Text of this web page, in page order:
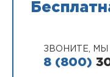
ЗВОНИТЕ,
8 (800)